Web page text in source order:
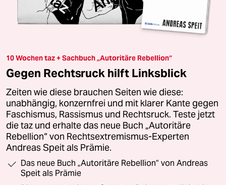
10 Wochen taz + Sachbuch „Autoritäre Rebellion“
Gegen Rechtsruck hilft Linksblick
Zeiten wie diese brauchen Seiten wie diese:
unabhängig, konzernfrei und mit klarer Kante gegen
Faschismus, Rassismus und Rechtsruck. Teste jetzt
die taz und erhalte das neue Buch „Autoritäre
Rebellion“ von Rechtsextremismus-Experten
Andreas Speit als Prämie.
Das neue Buch „Autoritäre Rebellion“ von Andreas
Speit als Prämie